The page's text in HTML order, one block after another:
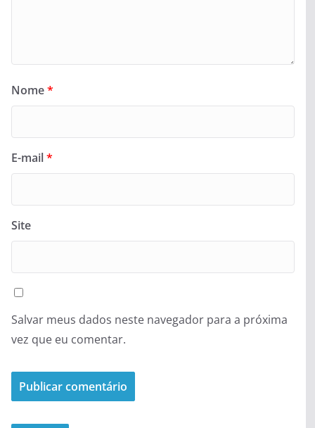
Nome*
E-mail*
Site
Salvar meus dados neste navegador para a próxima
vez que eu comentar.